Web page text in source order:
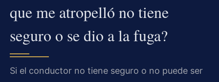
que me atropelló no tiene
seguro o se dio a la fuga?
Si el conductor no tiene seguro o no puede ser